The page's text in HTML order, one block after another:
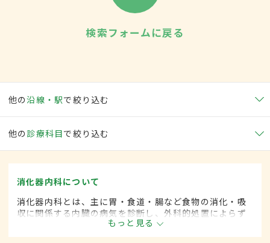
検索フォームに戻る
他の沿線・駅で絞り込む
他の 診療科目で絞り込む
消化器内科について
消化器内科とは、主に胃・食道・腸など食物の消化・吸
収に関係する内臓の病気を診断し、外科的処置によらず
に治療する内科の一領域です。平成20年4月の制度改正
前は、消化器科と呼ばれていました。
もっと見る